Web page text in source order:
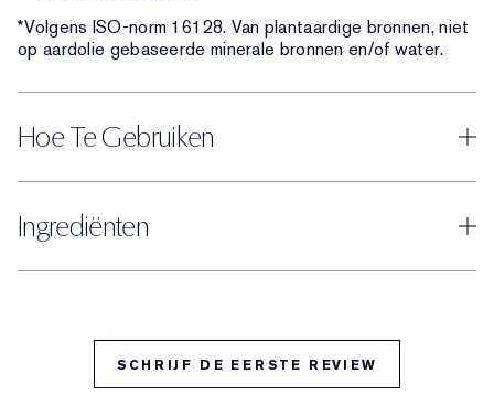
*Volgens ISO-norm 16128. Van plantaardige bronnen, niet
op aardolie gebaseerde minerale bronnen en/of water.
Hoe Te Gebruiken
Ingrediënten
SCHRIJF DE EERSTE REVIEW